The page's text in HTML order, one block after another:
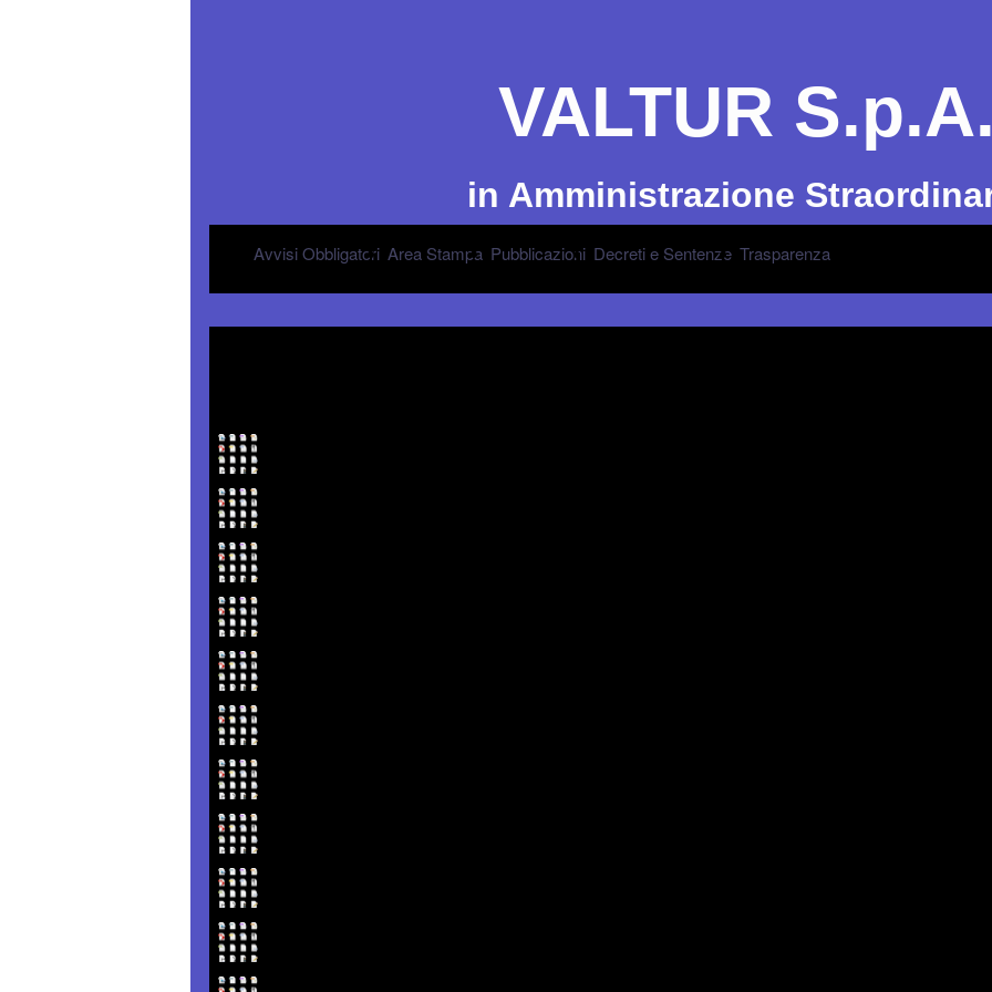
VALTUR
in Amministrazione
Avvisi Obbligatori Area Stampa Pubblicazioni Decreti e Sentenze Trasparenza